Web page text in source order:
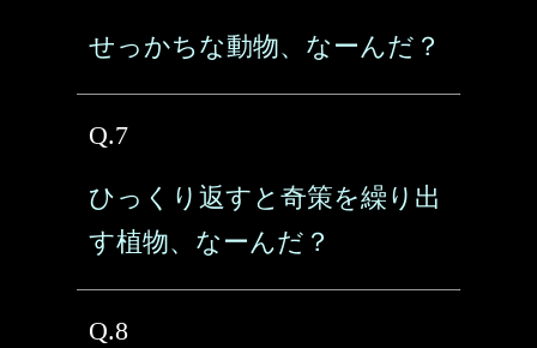
せっかちな動物、なーんだ？
Q.7
ひっくり返すと奇策を繰り出
す植物、なーんだ？
Q.8